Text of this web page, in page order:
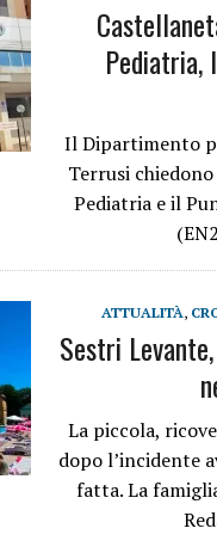
Pediatria,
Il Dipartimento
Terrusi
Pediatria e il
ATTUALITÀ,
Sestri
La piccola,
dopo l’incidente
fatta. La